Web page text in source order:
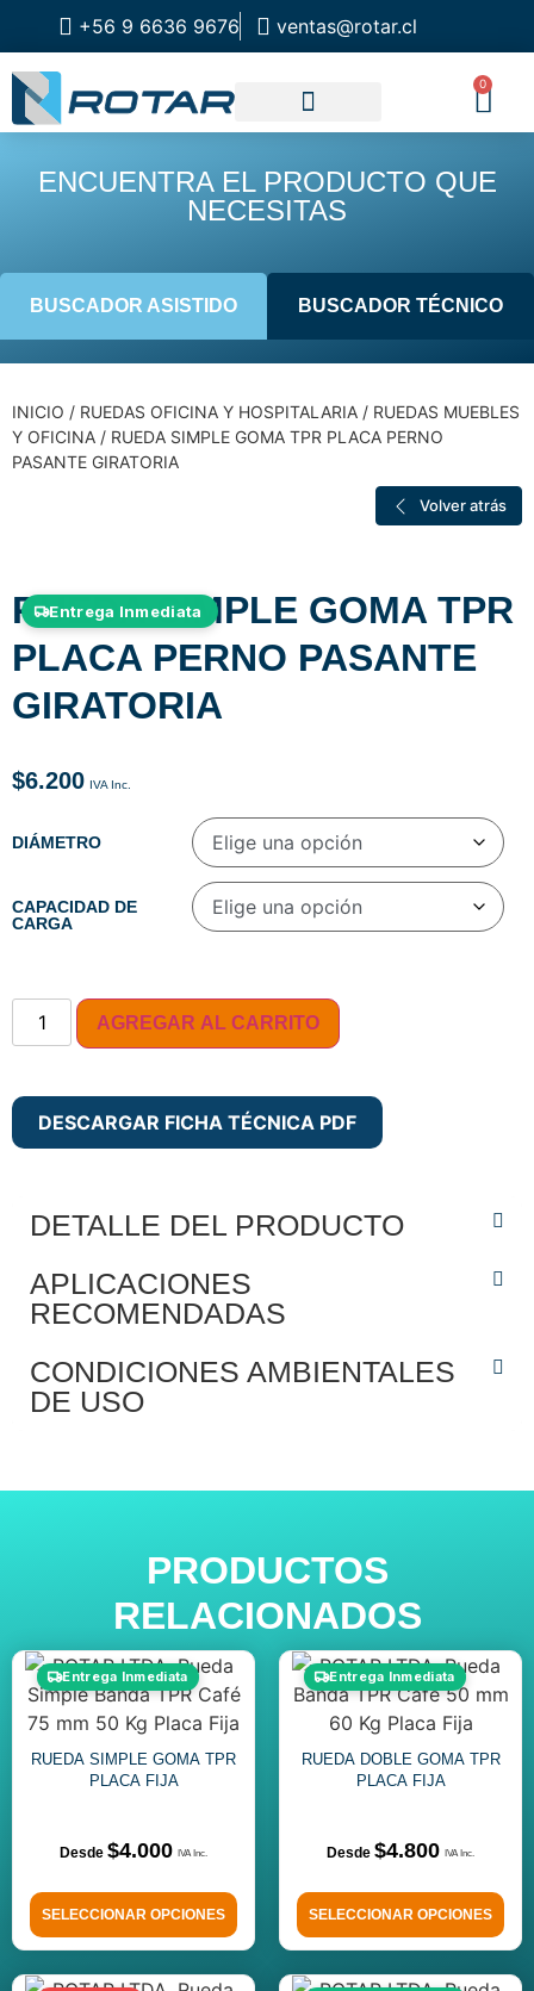
+56 9 6636 9676 ventas@rotar.cl
0
ENCUENTRA EL PRODUCTO QUE
NECESITAS
BUSCADOR ASISTIDO BUSCADOR TÉCNICO
INICIO / RUEDAS OFICINA Y HOSPITALARIA / RUEDAS MUEBLES
Y OFICINA / RUEDA SIMPLE GOMA TPR PLACA PERNO
PASANTE GIRATORIA
Volver atrás
Entrega Inmediata
RUEDA SIMPLE GOMA TPR
PLACA PERNO PASANTE
GIRATORIA
$6.200
DIÁMETRO
CAPACIDAD DE
CARGA
AGREGAR AL CARRITO
DESCARGAR FICHA TÉCNICA PDF
DETALLE DEL PRODUCTO
APLICACIONES
RECOMENDADAS
CONDICIONES AMBIENTALES
DE USO
PRODUCTOS
RELACIONADOS
Entrega Inmediata
RUEDA SIMPLE GOMA TPR
PLACA FIJA
$4.000
SELECCIONAR OPCIONES
Entrega Inmediata
RUEDA DOBLE GOMA TPR
PLACA FIJA
$4.800
SELECCIONAR OPCIONES